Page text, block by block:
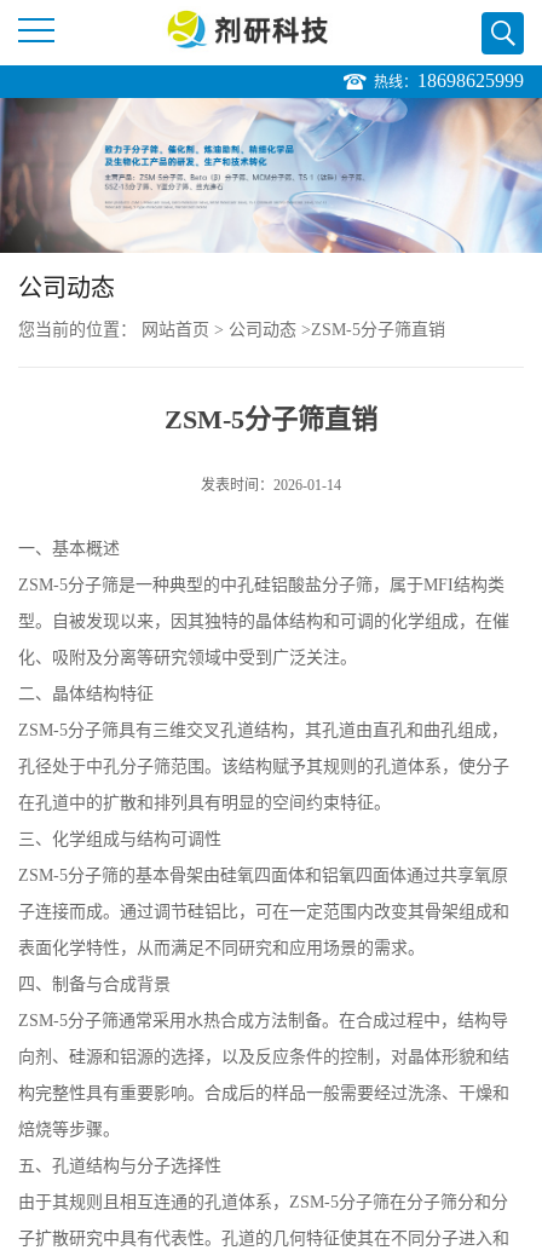
页
公
公
动
态
品
展
证
书
誉
热线： 18698625999
公司动态
您当前的位置： 网站首页 > 公司动态 >ZSM-5分子筛直销
ZSM-5分子筛直销
发表时间：2026-01-14
一、基本概述
ZSM-5分子筛是一种典型的中孔硅铝酸盐分子筛，属于MFI结构类
型。自被发现以来，因其独特的晶体结构和可调的化学组成，在催
化、吸附及分离等研究领域中受到广泛关注。
二、晶体结构特征
ZSM-5分子筛具有三维交叉孔道结构，其孔道由直孔和曲孔组成，
孔径处于中孔分子筛范围。该结构赋予其规则的孔道体系，使分子
在孔道中的扩散和排列具有明显的空间约束特征。
三、化学组成与结构可调性
ZSM-5分子筛的基本骨架由硅氧四面体和铝氧四面体通过共享氧原
子连接而成。通过调节硅铝比，可在一定范围内改变其骨架组成和
表面化学特性，从而满足不同研究和应用场景的需求。
四、制备与合成背景
ZSM-5分子筛通常采用水热合成方法制备。在合成过程中，结构导
向剂、硅源和铝源的选择，以及反应条件的控制，对晶体形貌和结
构完整性具有重要影响。合成后的样品一般需要经过洗涤、干燥和
焙烧等步骤。
五、孔道结构与分子选择性
由于其规则且相互连通的孔道体系，ZSM-5分子筛在分子筛分和分
子扩散研究中具有代表性。孔道的几何特征使其在不同分子进入和